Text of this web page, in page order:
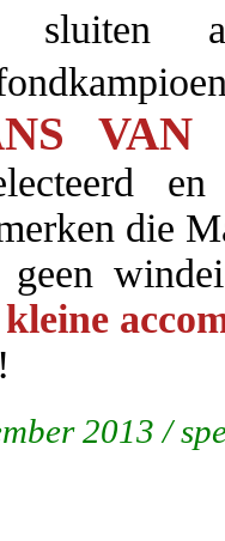
sluiten
VAN
die
geen
kleine
2013 /